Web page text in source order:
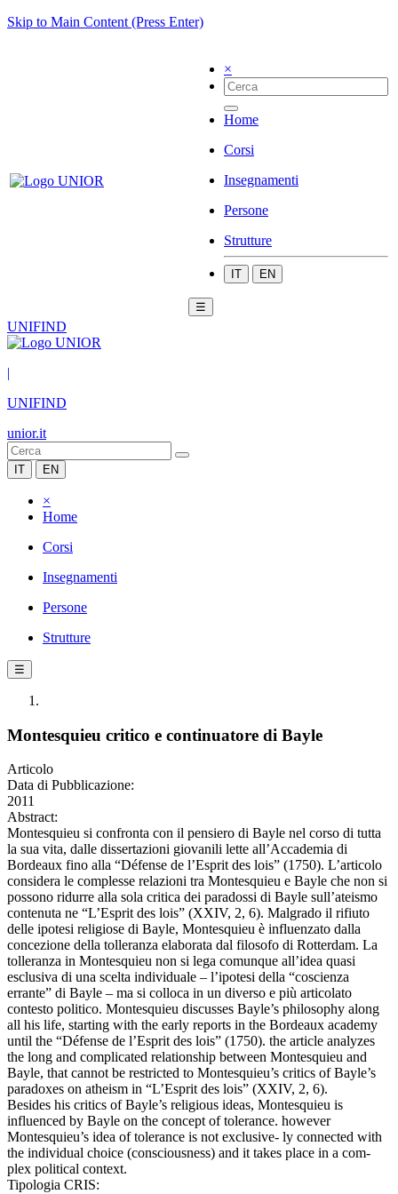
Skip to Main Content (Press Enter)
×
Home
Corsi
Insegnamenti
Persone
Strutture
IT EN
☰
UNIFIND
|
UNIFIND
unior.it
IT EN
×
Home
Corsi
Insegnamenti
Persone
Strutture
☰
Montesquieu critico e continuatore di Bayle
Articolo
Data di Pubblicazione:
2011
Abstract:
Montesquieu si confronta con il pensiero di Bayle nel corso di tutta
la sua vita, dalle dissertazioni giovanili lette all’Accademia di
Bordeaux fino alla “Défense de l’Esprit des lois” (1750). L’articolo
considera le complesse relazioni tra Montesquieu e Bayle che non si
possono ridurre alla sola critica dei paradossi di Bayle sull’ateismo
contenuta ne “L’Esprit des lois” (XXIV, 2, 6). Malgrado il rifiuto
delle ipotesi religiose di Bayle, Montesquieu è influenzato dalla
concezione della tolleranza elaborata dal filosofo di Rotterdam. La
tolleranza in Montesquieu non si lega comunque all’idea quasi
esclusiva di una scelta individuale – l’ipotesi della “coscienza
errante” di Bayle – ma si colloca in un diverso e più articolato
contesto politico. Montesquieu discusses Bayle’s philosophy along
all his life, starting with the early reports in the Bordeaux academy
until the “Défense de l’Esprit des lois” (1750). the article analyzes
the long and complicated relationship between Montesquieu and
Bayle, that cannot be restricted to Montesquieu’s critics of Bayle’s
paradoxes on atheism in “L’Esprit des lois” (XXIV, 2, 6).
Besides his critics of Bayle’s religious ideas, Montesquieu is
influenced by Bayle on the concept of tolerance. however
Montesquieu’s idea of tolerance is not exclusive- ly connected with
the individual choice (consciousness) and it takes place in a com-
plex political context.
Tipologia CRIS: